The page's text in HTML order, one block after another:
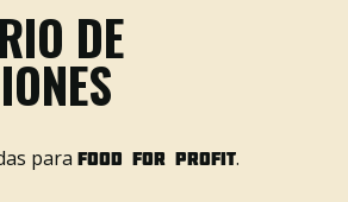
DE
para Food For Profit.